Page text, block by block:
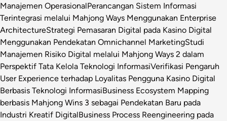
Manajemen OperasionalPerancangan Sistem Informasi
Terintegrasi melalui Mahjong Ways Menggunakan Enterprise
ArchitectureStrategi Pemasaran Digital pada Kasino Digital
Menggunakan Pendekatan Omnichannel MarketingStudi
Manajemen Risiko Digital melalui Mahjong Ways 2 dalam
Perspektif Tata Kelola Teknologi InformasiVerifikasi Pengaruh
User Experience terhadap Loyalitas Pengguna Kasino Digital
Berbasis Teknologi InformasiBusiness Ecosystem Mapping
berbasis Mahjong Wins 3 sebagai Pendekatan Baru pada
Industri Kreatif DigitalBusiness Process Reengineering pada